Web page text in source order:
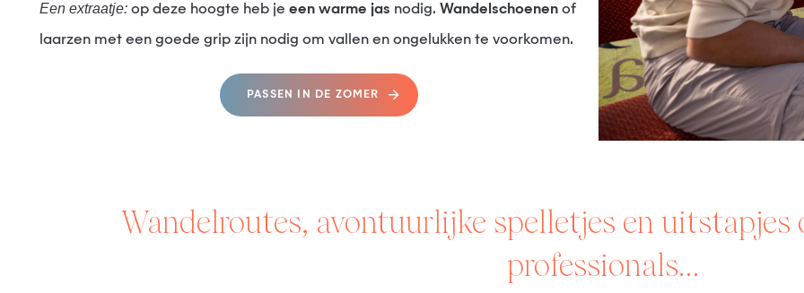
Een extraatje: op deze hoogte heb je een warme jas nodig. Wandelschoenen of
laarzen met een goede grip zijn nodig om vallen en ongelukken te voorkomen.
PASSEN IN DE ZOMER
Wandelroutes, avontuurlijke spelletjes en uitstapjes
professionals…